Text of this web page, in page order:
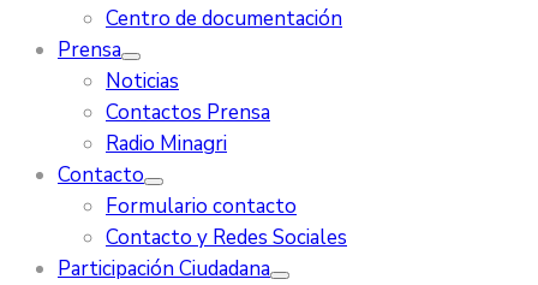
Centro de documentación
Prensa
Noticias
Contactos Prensa
Radio Minagri
Contacto
Formulario contacto
Contacto y Redes Sociales
Participación Ciudadana